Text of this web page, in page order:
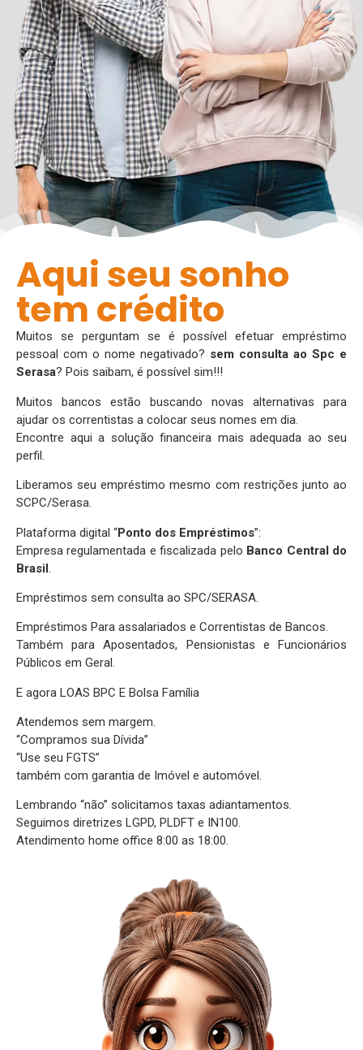
Aqui seu sonho
tem crédito
Muitos se perguntam se é possível efetuar empréstimo
pessoal com o nome negativado? sem consulta ao Spc e
Serasa? Pois saibam, é possível sim!!!
Muitos bancos estão buscando novas alternativas para
ajudar os correntistas a colocar seus nomes em dia.
Encontre aqui a solução financeira mais adequada ao seu
perfil.
Liberamos seu empréstimo mesmo com restrições junto ao
SCPC/Serasa.
Plataforma digital “Ponto dos Empréstimos”:
Empresa regulamentada e fiscalizada pelo Banco Central do
Brasil
Empréstimos sem consulta ao SPC/SERASA.
Empréstimos Para assalariados e Correntistas de Bancos.
Também para Aposentados, Pensionistas e Funcionários
Públicos em Geral.
E agora LOAS BPC E Bolsa Família
Atendemos sem margem.
“Compramos sua Dívida”
“Use seu FGTS”
também com garantia de Imóvel e automóvel.
Lembrando “não” solicitamos taxas adiantamentos.
Seguimos diretrizes LGPD, PLDFT e IN100.
Atendimento home office 8:00 as 18:00.